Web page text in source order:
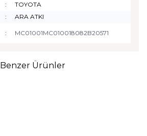
:
TOYOTA
:
ARA ATKI
: MC01001MC010018082B20571
Benzer Ürünler